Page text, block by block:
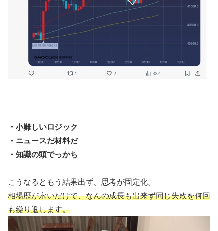
・小難しいロジック
・ニュースだ材料だ
・知識の頭でっかち
こうなるともう結果出ず、思考が固定化。
相場歴が永いだけで、なんの成長も出来ず同じ失敗を何回
も繰り返します。